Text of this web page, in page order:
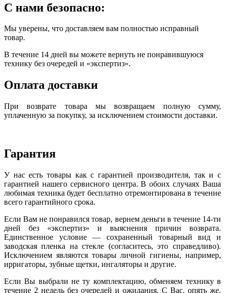
С нами безопасно:
Мы уверены, что доставляем вам полностью исправный
товар.
В течение 14 дней вы можете вернуть не понравившуюся
технику без очередей и «экспертиз».
Оплата доставки
При возврате товара мы возвращаем полную сумму,
уплаченную за покупку, за исключением стоимости доставки.
Гарантия
У нас есть товары как с гарантией производителя, так и с
гарантией нашего сервисного центра. В обоих случаях Ваша
любимая техника будет бесплатно отремонтирована в течение
всего гарантийного срока.
Если Вам не понравился товар, вернем деньги в течение 14-ти
дней без «экспертиз» и выяснения причин возврата.
Единственное условие — сохраненный товарный вид и
заводская пленка на стекле (согласитесь, это справедливо).
Исключением являются товары личной гигиены, например,
ирригаторы, зубные щетки, ингаляторы и другие.
Если Вы выбрали не ту комплектацию, обменяем технику в
течение 2 недель без очередей и ожидания. С Вас, опять же,